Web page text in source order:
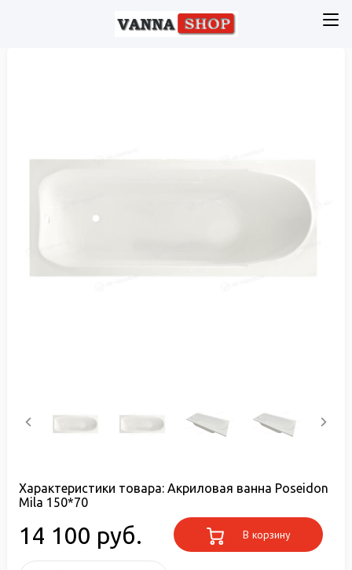
Характеристики товара: Акриловая ванна Poseidon
Mila 150*70
14 100 руб. В корзину